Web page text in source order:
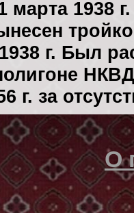
марта 1938 г.
г. Был
г. за
О